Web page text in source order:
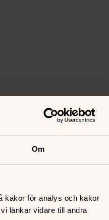
Om
kakor för analys och kakor
länkar vidare till andra